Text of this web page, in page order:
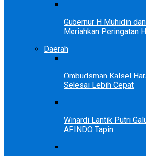
Gubernur H Muhidin
Meriahkan Peringatan
Daerah
Ombudsman Kalsel
Selesai Lebih Cepat
Winardi Lantik Putri
APINDO Tapin